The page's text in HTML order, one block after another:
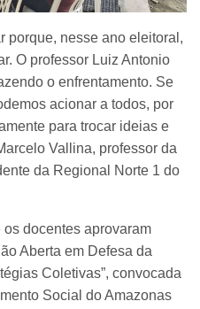
porque, nesse ano eleitoral,
O professor Luiz Antonio
o enfrentamento. Se
acionar a todos, por
para trocar ideias e
Vallina, professor da
da Regional Norte 1 do
docentes aprovaram
Aberta em Defesa da
Coletivas”, convocada
Social do Amazonas